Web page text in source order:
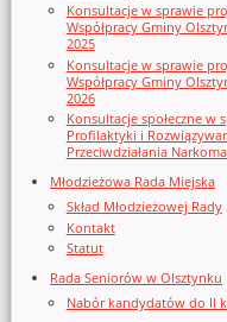
Konsultacje w sprawie
Współpracy Gminy
2025
Konsultacje w sprawie
Współpracy Gminy
2026
Konsultacje społeczne w
Profilaktyki i
Przeciwdziałania
Młodzieżowa Rada Miejska
Skład Młodzieżowej Rady
Kontakt
Statut
Rada Seniorów w Olsztynku
Nabór kandydatów do II